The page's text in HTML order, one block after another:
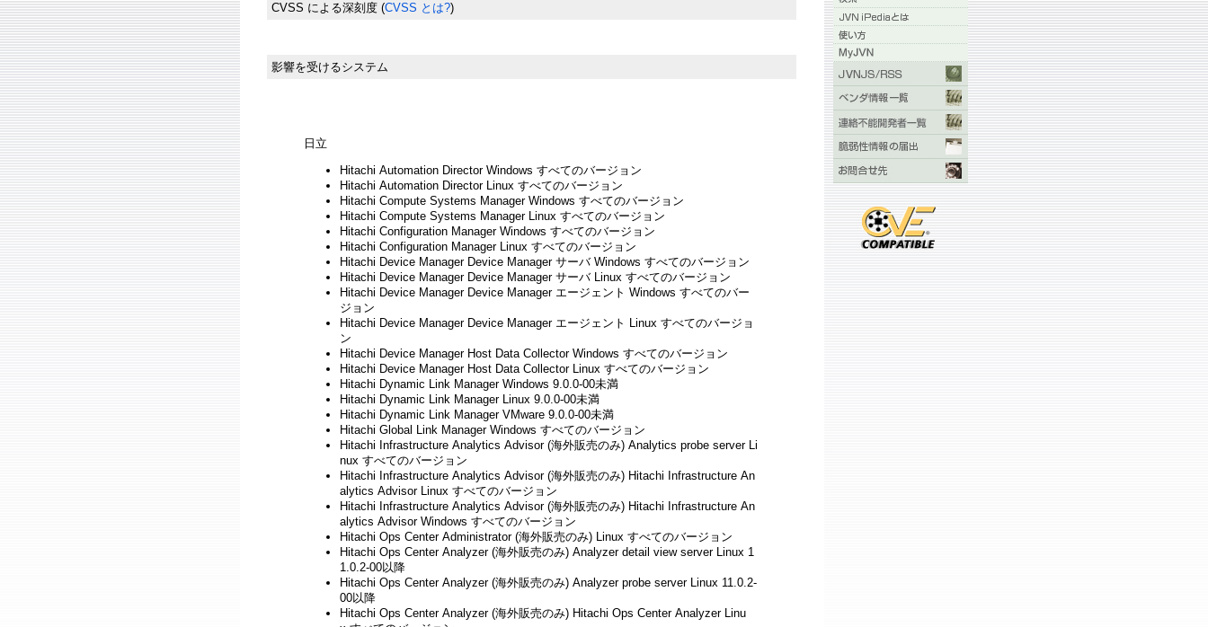
CVSS による深刻度 (CVSS とは?)
影響を受けるシステム
日立
Hitachi Automation Director Windows すべてのバージョン
Hitachi Automation Director Linux すべてのバージョン
Hitachi Compute Systems Manager Windows すべてのバージョン
Hitachi Compute Systems Manager Linux すべてのバージョン
Hitachi Configuration Manager Windows すべてのバージョン
Hitachi Configuration Manager Linux すべてのバージョン
Hitachi Device Manager Device Manager サーバ Windows すべてのバージョン
Hitachi Device Manager Device Manager サーバ Linux すべてのバージョン
Hitachi Device Manager Device Manager エージェント Windows すべてのバー
ジョン
Hitachi Device Manager Device Manager エージェント Linux すべてのバージョ
ン
Hitachi Device Manager Host Data Collector Windows すべてのバージョン
Hitachi Device Manager Host Data Collector Linux すべてのバージョン
Hitachi Dynamic Link Manager Windows 9.0.0-00未満
Hitachi Dynamic Link Manager Linux 9.0.0-00未満
Hitachi Dynamic Link Manager VMware 9.0.0-00未満
Hitachi Global Link Manager Windows すべてのバージョン
Hitachi Infrastructure Analytics Advisor (海外販売のみ) Analytics probe server Li
nux すべてのバージョン
Hitachi Infrastructure Analytics Advisor (海外販売のみ) Hitachi Infrastructure An
alytics Advisor Linux すべてのバージョン
Hitachi Infrastructure Analytics Advisor (海外販売のみ) Hitachi Infrastructure An
alytics Advisor Windows すべてのバージョン
Hitachi Ops Center Administrator (海外販売のみ) Linux すべてのバージョン
Hitachi Ops Center Analyzer (海外販売のみ) Analyzer detail view server Linux 1
1.0.2-00以降
Hitachi Ops Center Analyzer (海外販売のみ) Analyzer probe server Linux 11.0.2-
00以降
Hitachi Ops Center Analyzer (海外販売のみ) Hitachi Ops Center Analyzer Linu